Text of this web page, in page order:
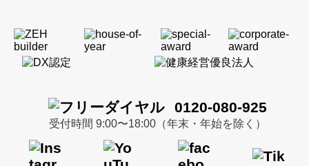
0120-080-925
受付時間 9:00〜18:00（年末・年始を除く）